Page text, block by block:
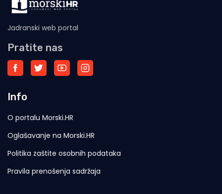
Jadranski web portal
Pratite nas
Info
O portalu Morski.HR
Oglašavanje na Morski.HR
Politika zaštite osobnih podataka
Pravila prenošenja sadržaja